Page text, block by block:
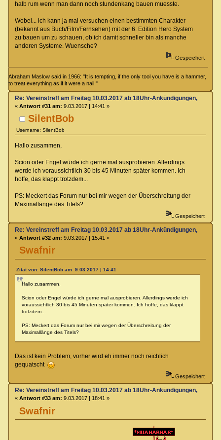
halb rum wenn man dann noch stundenkang bauen muesste.
Wobei... ich kann ja mal versuchen einen bestimmten Charakter
(bekannt aus Buch/Film/Fernsehen) mit der 6. Edition Hero System
zu bauen um zu schauen, ob ich damit schneller bin als manche
anderen Systeme. Wuensche?
Gespeichert
Abraham Maslow said in 1966: "It is tempting, if the only tool you have is a hammer,
to treat everything as if it were a nail."
SilentBob
Username: SilentBob
Re: Vereinstreff am Freitag 10.03.2017 ab 18Uhr-Ankündigungen,
« Antwort #31 am: 9.03.2017 | 14:41 »
Hallo zusammen,
Scion oder Engel würde ich gerne mal ausprobieren. Allerdings
werde ich voraussichtlich 30 bis 45 Minuten später kommen. Ich
hoffe, das klappt trotzdem...
PS: Meckert das Forum nur bei mir wegen der Überschreitung der
Maximallänge des Titels?
Gespeichert
Swafnir
Re: Vereinstreff am Freitag 10.03.2017 ab 18Uhr-Ankündigungen,
« Antwort #32 am: 9.03.2017 | 15:41 »
Zitat von: SilentBob am 9.03.2017 | 14:41
Hallo zusammen,
Scion oder Engel würde ich gerne mal ausprobieren. Allerdings werde ich
voraussichtlich 30 bis 45 Minuten später kommen. Ich hoffe, das klappt
trotzdem...
PS: Meckert das Forum nur bei mir wegen der Überschreitung der
Maximallänge des Titels?
Das ist kein Problem, vorher wird eh immer noch reichlich
gequatscht
Gespeichert
Swafnir
Re: Vereinstreff am Freitag 10.03.2017 ab 18Uhr-Ankündigungen,
« Antwort #33 am: 9.03.2017 | 18:41 »